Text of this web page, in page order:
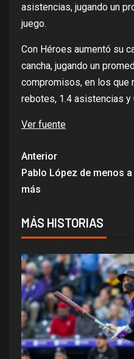
asistencias, jugando un
juego.
Con Héroes aumentó su
cancha, jugando un
compromisos, en los que
rebotes, 1.4 asistencias y
Ver fuente
Anterior
Pablo López de menos a
más
MÁS HISTORIAS